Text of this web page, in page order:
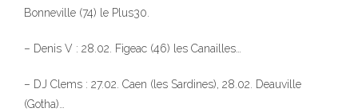
Bonneville (74) le Plus30.
– Denis V : 28.02. Figeac (46) les Canailles…
– DJ Clems : 27.02. Caen (les Sardines), 28.02. Deauville
(Gotha)…